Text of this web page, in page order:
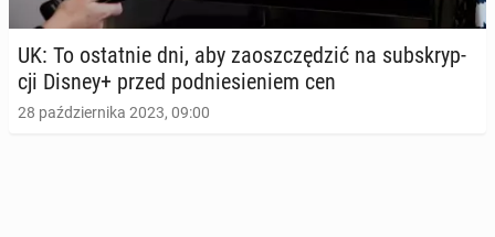
UK: To ostat­nie dni, aby za­osz­czę­dzić na sub­skryp­
cji Disney+ przed pod­nie­sie­niem cen
28 października 2023, 09:00